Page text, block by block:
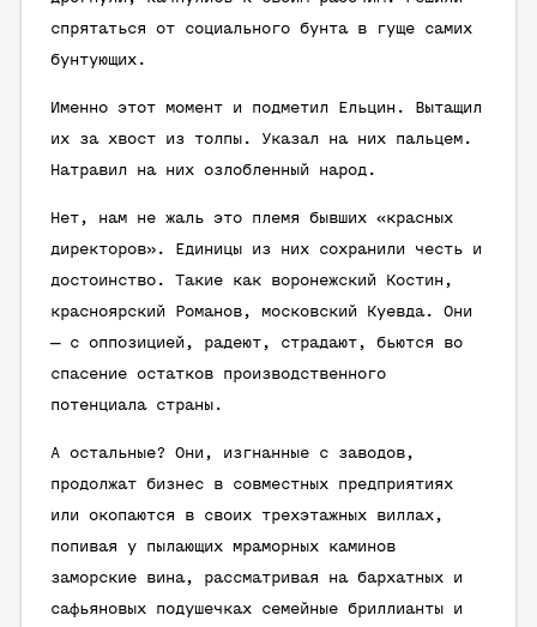
спрятаться от социального бунта в гуще самих
бунтующих.
Именно этот момент и подметил Ельцин. Вытащил
их за хвост из толпы. Указал на них пальцем.
Натравил на них озлобленный народ.
Нет, нам не жаль это племя бывших «красных
директоров». Единицы из них сохранили честь и
достоинство. Такие как воронежский Костин,
красноярский Романов, московский Куевда. Они
— с оппозицией, радеют, страдают, бьются во
спасение остатков производственного
потенциала страны.
А остальные? Они, изгнанные с заводов,
продолжат бизнес в совместных предприятиях
или окопаются в своих трехэтажных виллах,
попивая у пылающих мраморных каминов
заморские вина, рассматривая на бархатных и
сафьяновых подушечках семейные бриллианты и